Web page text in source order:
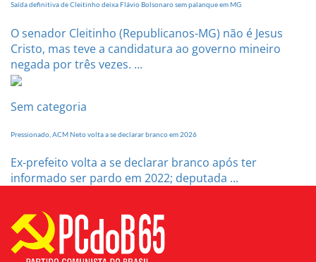
Saída definitiva de Cleitinho deixa Flávio Bolsonaro sem palanque em MG
O senador Cleitinho (Republicanos-MG) não é Jesus
Cristo, mas teve a candidatura ao governo mineiro
negada por três vezes. ...
Sem categoria
Pressionado, ACM Neto volta a se declarar branco em 2026
Ex-prefeito volta a se declarar branco após ter
informado ser pardo em 2022; deputada ...